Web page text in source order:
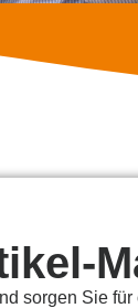
sorgen Sie für